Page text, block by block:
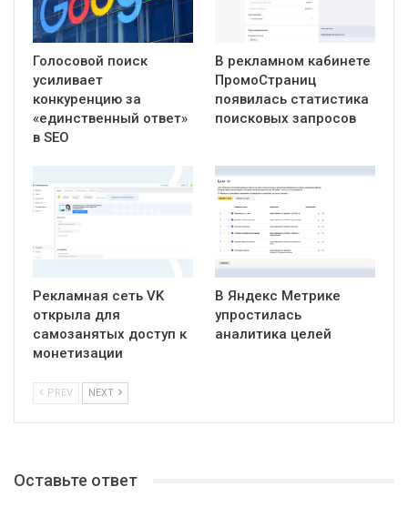
Голосовой поиск
усиливает
конкуренцию за
«единственный ответ»
в SEO
В рекламном кабинете
ПромоСтраниц
появилась статистика
поисковых запросов
Рекламная сеть VK
открыла для
самозанятых доступ к
монетизации
В Яндекс Метрике
упростилась
аналитика целей
PREV NEXT
Оставьте ответ